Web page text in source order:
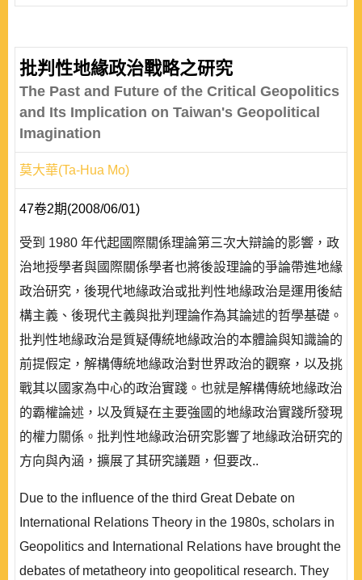
批判性地緣政治戰略之研究
The Past and Future of the Critical Geopolitics
and Its Implication on Taiwan's Geopolitical
Imagination
莫大華(Ta-Hua Mo)
47卷2期(2008/06/01)
受到 1980 年代起國際關係理論第三次大辯論的影響，政
治地授學者與國際關係學者也將後設理論的爭論帶進地緣
政治研究，後現代地緣政治或批判性地緣政治是運用後結
構主義、後現代主義與批判理論作為其論述的哲學基礎。
批判性地緣政治是質疑傳統地緣政治的本體論與知識論的
前提假定，解構傳統地緣政治對世界政治的觀察，以及挑
戰其以國家為中心的政治實踐。也就是解構傳統地緣政治
的霸權論述，以及質疑在主要強國的地緣政治實踐所發現
的權力關係。批判性地緣政治研究影響了地緣政治研究的
方向與內涵，擴展了其研究議題，但要改..
Due to the influence of the third Great Debate on
International Relations Theory in the 1980s, scholars in
Geopolitics and International Relations have brought the
debates of metatheory into geopolitical research. They